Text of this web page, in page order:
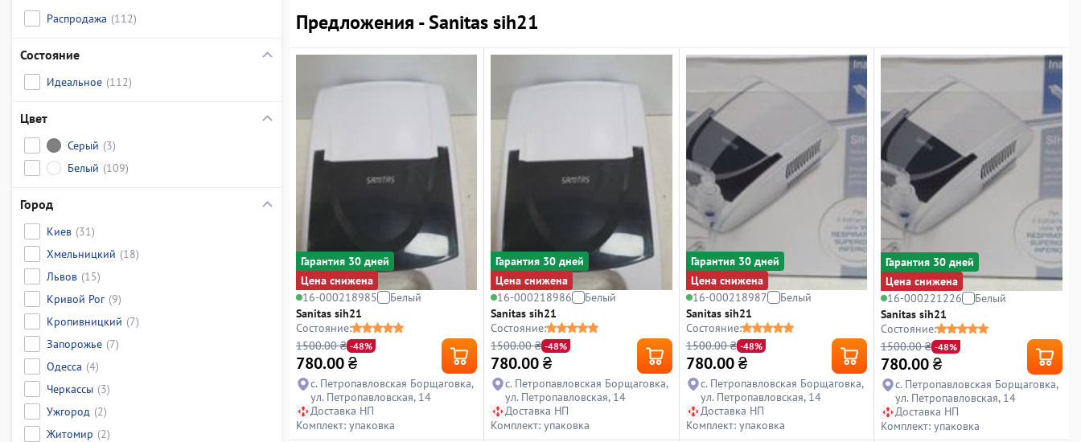
Распродажа (112)
Состояние
Идеальное (112)
Цвет
Серый (3)
Белый (109)
Город
Киев (31)
Хмельницкий (18)
Львов (15)
Кривой Рог (9)
Кропивницкий (7)
Запорожье (7)
Одесса (4)
Черкассы (3)
Ужгород (2)
Житомир (2)
Предложения - Sanitas sih21
Гарантия 30 дней
Цена снижена
16-000218985
Белый
Sanitas sih21
Состояние:
1500.00 ₴ -48%
780.00₴
с. Петропавловская Борщаговка,
ул. Петропавловская, 14
Доставка НП
Комплект: упаковка
Гарантия 30 дней
Цена снижена
16-000218986
Белый
Sanitas sih21
Состояние:
1500.00 ₴ -48%
780.00 ₴
с. Петропавловская Борщаговка,
ул. Петропавловская, 14
Доставка НП
Комплект: упаковка
Гарантия 30 дней
Цена снижена
16-000218987
Белый
Sanitas sih21
Состояние:
1500.00 ₴ -48%
780.00 ₴
с. Петропавловская Борщаговка,
ул. Петропавловская, 14
Доставка НП
Комплект: упаковка
Гарантия 30 дней
Цена снижена
16-000221226
Белый
Sanitas sih21
Состояние:
1500.00 ₴ -48%
780.00 ₴
с. Петропавловская Борщаговка,
ул. Петропавловская, 14
Доставка НП
Комплект: упаковка